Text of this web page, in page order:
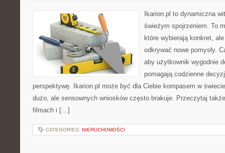
Ikarion.pl to dynamiczna
świeżym spojrzeniem. To
które wybierają konkret,
odkrywać nowe pomysły.
aby użytkownik wygodnie
pomagają codzienne
perspektywę. Ikarion.pl może być dla Ciebie kompasem w
dużo, ale sensownych wniosków często brakuje. Przeczytaj
filmach i […]
CATEGORIES: NIERUCHOMOŚCI